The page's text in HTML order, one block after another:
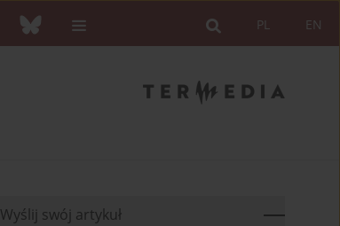
EN
PL
Wyślij swój artykuł